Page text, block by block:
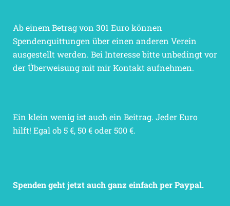
Ab einem Betrag von 301 Euro können
Spendenquittungen über einen anderen Verein
ausgestellt werden. Bei Interesse bitte unbedingt vor
der Überweisung mit mir Kontakt aufnehmen.
Ein klein wenig ist auch ein Beitrag. Jeder Euro
hilft! Egal ob 5 €, 50 € oder 500 €.
Spenden geht jetzt auch ganz einfach per Paypal.